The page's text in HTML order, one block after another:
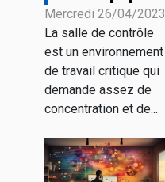
une salle de
contrôle pour
un bon
rendement ?
Mercredi 26/04/2023
La salle de contrôle
est un environnement
de travail critique qui
demande assez de
concentration et de...